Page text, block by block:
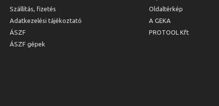
Szállítás, fizetés
Adatkezelési tájékoztató
ÁSZF
ÁSZF gépek
Oldaltérkép
A GEKA
PROTOOL Kft